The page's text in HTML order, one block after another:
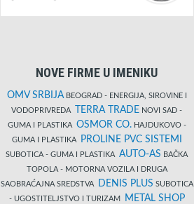
NOVE FIRME U IMENIKU
OMV SRBIJABEOGRAD - ENERGIJA, SIROVINE I
VODOPRIVREDA
TERRA TRADE NOVI SAD -
GUMA I PLASTIKA OSMOR CO.HAJDUKOVO -
GUMA I PLASTIKA
PROLINE PVC SISTEMI
SUBOTICA - GUMA I PLASTIKA AUTO-AS BAČKA
TOPOLA - MOTORNA VOZILA I DRUGA
SAOBRAĆAJNA SREDSTVA
DENIS PLUS SUBOTICA
- UGOSTITELJSTVO I TURIZAM
METAL SHOP